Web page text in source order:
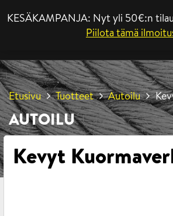
KESÄKAMPANJA: Nyt yli 50€:n
Piilota tämä
Etusivu Tuotteet Autoilu
AUTOILU
Kevyt